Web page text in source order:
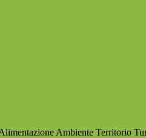
Ambiente Territorio